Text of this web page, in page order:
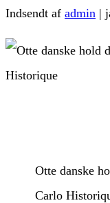
Indsendt af admin |
Otte danske
Carlo